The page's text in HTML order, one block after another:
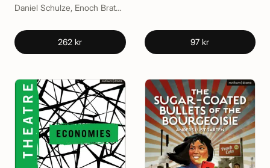
Performance
Daniel Schulze, Enoch Brater, Mark Taylor-Batty
262 kr 97 kr